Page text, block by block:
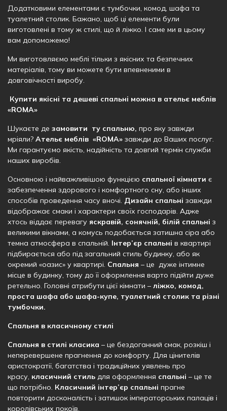
Додатковими елементами є тумбочки, комод, шафа та
туалетний столик. Бажано, щоб ці елементи були
виготовлені в тому ж стилі, що й ліжко. І саме ми в цьому
вам допоможемо!
Ми виготовляємо меблі тільки з якісних та безпечних
матеріалів, тому ви можете бути впевненими в
довговічності виробу.
Купити якісні та дешеві спальні можна в ательє меблів
«ROMA»
Шукаєте де замовити ту спальню, про яку завжди
мріяли? Ательє меблів «ROMA» завжди до Ваших послуг.
Ми гарантуємо якість, надійність та довгий термін служби
наших виробів.
Основною і найважливішою функцією спальної кімнати є
забезпечення здорового і комфортного сну, або інших
способів проведення часу вночі. Дизайн спальні завжди
відображає смаки і характери своїх господарів. Адже
хтось віддає перевагу яскравій, сонячній, білій спальні з
великими вікнами, а комусь подобається затишна сіра або
темна атмосфера в спальній. Інтер’єр спальні в квартирі
підбирається або під загальний стиль будинку, або як
окремий «оазис» у квартирі. Спальня – це дуже інтимне
місце в будинку, тому до її оформлення варто підійти дуже
ретельно. Головні атрибути цієї кімнати – ліжко, комод,
проста шафа або шафа-купе, туалетний столик та різні
тумбочки.
Спальня в класичному стилі
Спальня в стилі класика – це бездоганний смак, розкіш і
неперевершене прагнення до комфорту. Для цінителів
аристократії, багатства і традиційних уявлень про
красу, класичний стиль для оформлення спальні – це те
що потрібно. Класичний інтер’єр спальні прагне
повторити досконалість і затишок імператорських палаців і
королівських покоїв.